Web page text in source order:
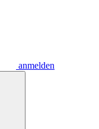
anmelden